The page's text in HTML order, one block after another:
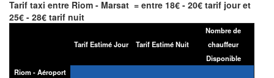
Tarif taxi entre Riom - Marsat = entre 18€ - 20€ tarif jour et
25€ - 28€ tarif nuit
Tarif Estimé Jour Tarif Estimé Nuit
Nombre de
chauffeur
Disponible
Riom - Aéroport